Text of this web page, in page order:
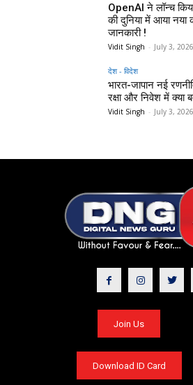
OpenAI ने लॉन्च
की दुनिया में आया नया
जानकारी !
Vidit Singh - July 3, 2026
देश - विदेश
भारत-जापान नई
रक्षा और निवेश में क्या
Vidit Singh - July 3, 2026
Join Us
Download ID Card